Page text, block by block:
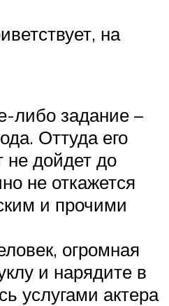
на
либо задание –
Оттуда его
не дойдет до
не откажется
и прочими
огромная
и нарядите в
услугами актера